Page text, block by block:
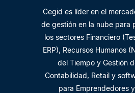
Cegid es líder en el
de gestión en la nube para
los sectores Financiero
ERP), Recursos Humanos
del Tiempo y Gestión
Contabilidad, Retail y
para Emprendedores